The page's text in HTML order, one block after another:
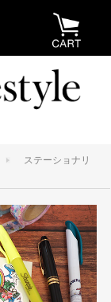
ステーショナリ